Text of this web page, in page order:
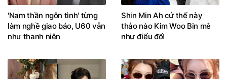
'Nam thần ngôn tình' từng
làm nghề giao báo, U60 vẫn
như thanh niên
Shin Min Ah cứ thế này
thảo nào Kim Woo Bin mê
như điếu đổ!